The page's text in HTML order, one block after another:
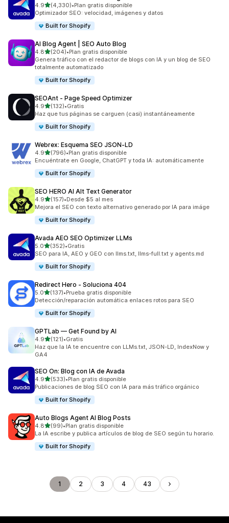
4.9de 5 estrellas
(4,330)
4330 reseñas en total
•Plan gratis disponible
Optimizador SEO: velocidad, imágenes y datos
Built for Shopify
AI Blog Agent | SEO Auto Blog
4.8de 5 estrellas
(204)
204 reseñas en total
•Plan gratis disponible
Genera tráfico con el redactor de blogs con IA y un blog de SEO
totalmente automatizado
Built for Shopify
SEOAnt ‑ Page Speed Optimizer
4.9de 5 estrellas
(132)
132 reseñas en total
•Gratis
Haz que tus páginas se carguen (casi) instantáneamente
Built for Shopify
Webrex: Esquema SEO JSON‑LD
4.9de 5 estrellas
(796)
796 reseñas en total
•Plan gratis disponible
Encuéntrate en Google, ChatGPT y toda IA: automáticamente
Built for Shopify
SEO HERO AI Alt Text Generator
4.9de 5 estrellas
(157)
157 reseñas en total
•Desde $5 al mes
Mejora el SEO con texto alternativo generado por IA para imáge
Built for Shopify
Avada AEO SEO Optimizer LLMs
5.0de 5 estrellas
(352)
352 reseñas en total
•Gratis
SEO para IA, AEO y GEO con llms.txt, llms-full.txt y agents.md
Built for Shopify
Redirect Hero ‑ Soluciona 404
5.0de 5 estrellas
(137)
137 reseñas en total
•Prueba gratis disponible
Detección/reparación automática enlaces rotos para SEO
Built for Shopify
GPTLab — Get Found by AI
4.9de 5 estrellas
(121)
121 reseñas en total
•Gratis
Haz que la IA te encuentre con LLMs.txt, JSON-LD, IndexNow y
GA4
SEO On: Blog con IA de Avada
4.9de 5 estrellas
(533)
533 reseñas en total
•Plan gratis disponible
Publicaciones de blog SEO con IA para más tráfico orgánico
Built for Shopify
Auto Blogs Agent AI Blog Posts
4.8de 5 estrellas
(99)
99 reseñas en total
•Plan gratis disponible
La IA escribe y publica artículos de blog de SEO según tu horario.
Built for Shopify
1 2 3 4 43